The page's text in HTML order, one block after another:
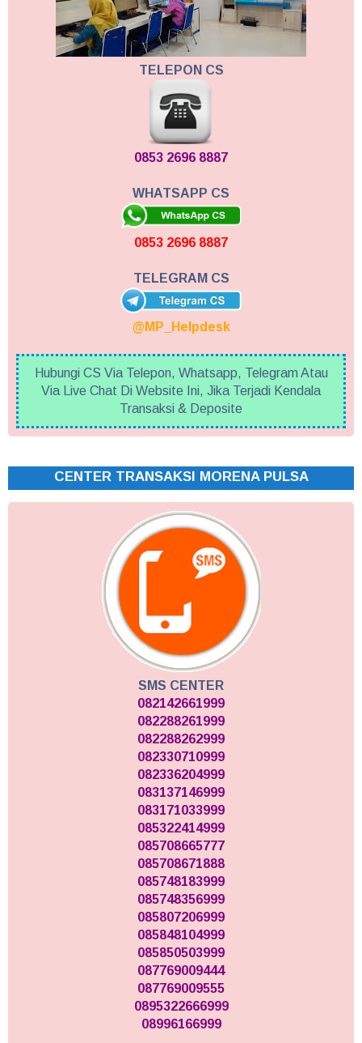
TELEPON CS
0853 2696 8887
WHATSAPP CS
0853 2696 8887
TELEGRAM CS
@MP_Helpdesk
Hubungi CS Via Telepon, Whatsapp, Telegram Atau
Via Live Chat Di Website Ini, Jika Terjadi Kendala
Transaksi & Deposite
CENTER TRANSAKSI MORENA PULSA
SMS CENTER
082142661999
082288261999
082288262999
082330710999
082336204999
083137146999
083171033999
085322414999
085708665777
085708671888
085748183999
085748356999
085807206999
085848104999
085850503999
087769009444
087769009555
0895322666999
08996166999